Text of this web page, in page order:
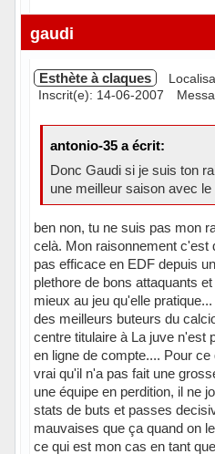
Hors ligne
gaudi
Esthète à claques
Inscrit(e): 14-06-2007
antonio-35 a écrit:
Donc Gaudi si je suis ton
une meilleur saison avec
ben non, tu ne suis pas mon
celà. Mon raisonnement c'est
pas efficace en EDF depuis
plethore de bons attaquants
mieux au jeu qu'elle
des meilleurs buteurs du
centre titulaire à La juve n'est
en ligne de compte.... Pour
vrai qu'il n'a pas fait une
une équipe en perdition, il ne
stats de buts et passes
mauvaises que ça quand on
ce qui est mon cas en tant